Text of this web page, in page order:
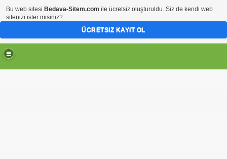
Bu web sitesi Bedava-Sitem.com ile ücretsiz oluşturuldu. Siz de kendi web
sitenizi ister misiniz?
ÜCRETSIZ KAYIT OL